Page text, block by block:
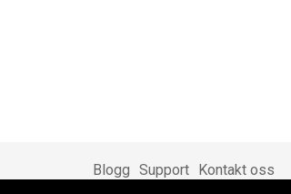
Blogg Support Kontakt oss